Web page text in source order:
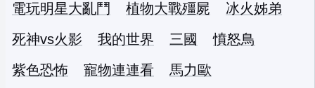
電玩明星大亂鬥
植物大戰殭屍
冰火姊弟
死神vs火影
我的世界 三國
憤怒鳥
紫色恐怖
寵物連連看 馬力歐